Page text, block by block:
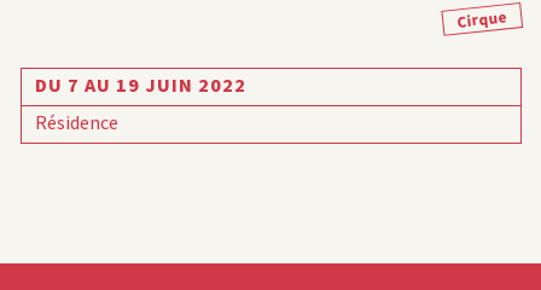
Cirque
DU 7 AU 19 JUIN 2022
Résidence